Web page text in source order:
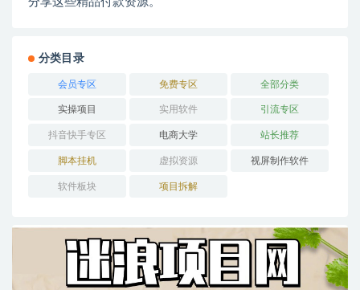
分类目录
会员专区 免费专区 全部分类
实操项目 实用软件 引流专区
抖音快手专区 电商大学 站长推荐
脚本挂机 虚拟资源 视屏制作软件
软件板块 项目拆解